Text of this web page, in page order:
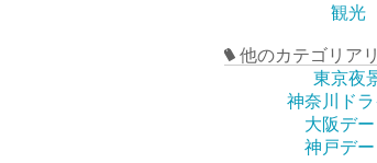
観光
他のカテゴリア
東京夜
神奈川ド
大阪デー
神戸デー